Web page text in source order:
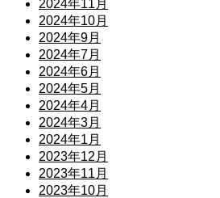
2024年11月
2024年10月
2024年9月
2024年7月
2024年6月
2024年5月
2024年4月
2024年3月
2024年1月
2023年12月
2023年11月
2023年10月